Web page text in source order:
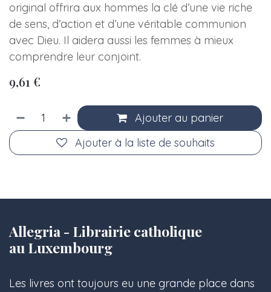
original offrira aux hommes la clé d’une vie riche
de sens, d’action et d’une véritable communion
avec Dieu. Il aidera aussi les femmes à mieux
comprendre leur conjoint.
9,61 €
Ajouter au panier
Ajouter à la liste de souhaits
Allegria - Librairie catholique
au Luxembourg
Les livres ont toujours eu une grande place dans